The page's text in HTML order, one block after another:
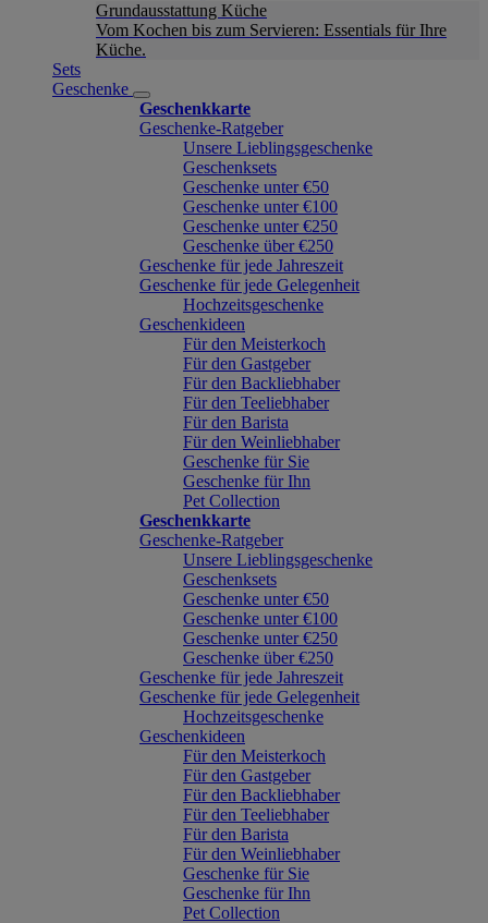
Grundausstattung Küche
Vom Kochen bis zum Servieren: Essentials für Ihre
Küche.
Sets
Geschenke
Geschenkkarte
Geschenke-Ratgeber
Unsere Lieblingsgeschenke
Geschenksets
Geschenke unter €50
Geschenke unter €100
Geschenke unter €250
Geschenke über €250
Geschenke für jede Jahreszeit
Geschenke für jede Gelegenheit
Hochzeitsgeschenke
Geschenkideen
Für den Meisterkoch
Für den Gastgeber
Für den Backliebhaber
Für den Teeliebhaber
Für den Barista
Für den Weinliebhaber
Geschenke für Sie
Geschenke für Ihn
Pet Collection
Geschenkkarte
Geschenke-Ratgeber
Unsere Lieblingsgeschenke
Geschenksets
Geschenke unter €50
Geschenke unter €100
Geschenke unter €250
Geschenke über €250
Geschenke für jede Jahreszeit
Geschenke für jede Gelegenheit
Hochzeitsgeschenke
Geschenkideen
Für den Meisterkoch
Für den Gastgeber
Für den Backliebhaber
Für den Teeliebhaber
Für den Barista
Für den Weinliebhaber
Geschenke für Sie
Geschenke für Ihn
Pet Collection